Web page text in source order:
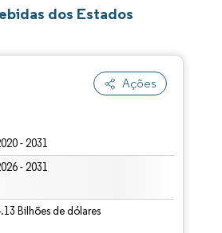
dos Estados
Ações
- 2031
- 2031
Bilhões de dólares